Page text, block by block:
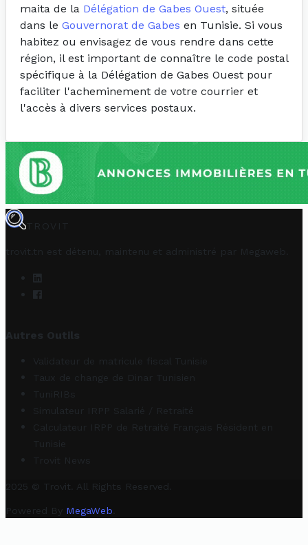
maita de la Délégation de Gabes Ouest, située
dans le Gouvernorat de Gabes en Tunisie. Si vous
habitez ou envisagez de vous rendre dans cette
région, il est important de connaître le code postal
spécifique à la Délégation de Gabes Ouest pour
faciliter l'acheminement de votre courrier et
l'accès à divers services postaux.
TROVIT
trovit.tn est détenu, maintenu et administré par Megaweb
Autres Outils
Validateur de matricule fiscal Tunisie
Taux de change de Dinar Tunisien
TuniRIBs
Simulateur IRPP Salarié / Retraité
Calculateur IRPP de Retraité Français Résident en
Tunisie
Trovit News
2025 © Trovit. All Rights Reserved.
Powered By MegaWeb